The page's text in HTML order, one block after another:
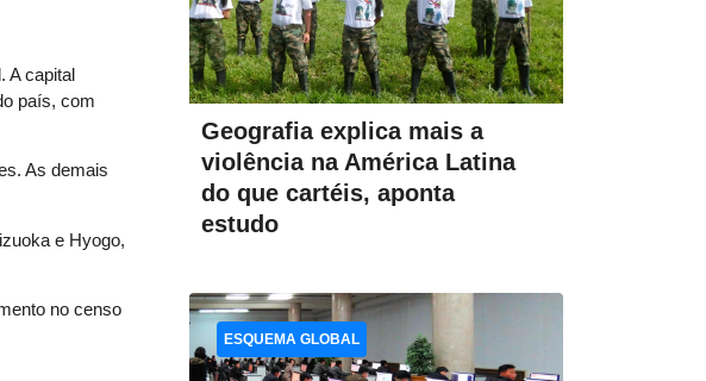
A capital
país, com
As demais
e Hyogo,
no censo
Geografia explica mais a
violência na América Latina
do que cartéis, aponta
estudo
ESQUEMA GLOBAL